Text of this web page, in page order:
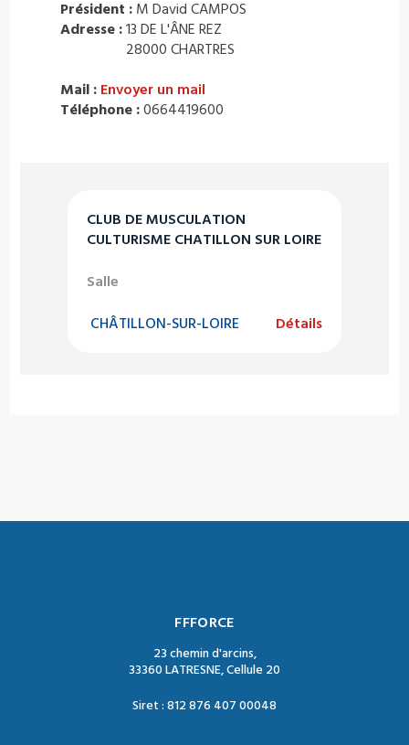
CLUB DE MUSCULATION
CULTURISME CHATILLON SUR LOIRE
Salle
CHÂTILLON-SUR-LOIRE Détails
Président : M David CAMPOS
Adresse :13 DE L'ÂNE REZ
28000 CHARTRES
Mail : Envoyer un mail
Téléphone :0664419600
FFFORCE
23 chemin d'arcins,
33360 LATRESNE, Cellule 20
Siret : 812 876 407 00048